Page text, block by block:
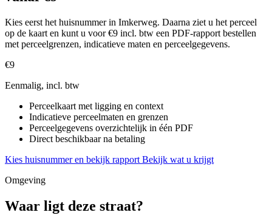
Kies eerst het huisnummer in Imkerweg. Daarna ziet u het perceel
op de kaart en kunt u voor €9 incl. btw een PDF-rapport bestellen
met perceelgrenzen, indicatieve maten en perceelgegevens.
€9
Eenmalig, incl. btw
Perceelkaart met ligging en context
Indicatieve perceelmaten en grenzen
Perceelgegevens overzichtelijk in één PDF
Direct beschikbaar na betaling
Kies huisnummer en bekijk rapport Bekijk wat u krijgt
Omgeving
Waar ligt deze straat?